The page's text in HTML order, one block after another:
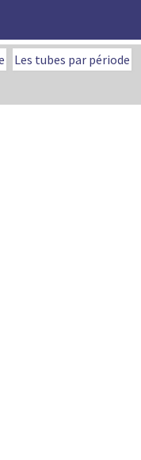
Les tubes par période